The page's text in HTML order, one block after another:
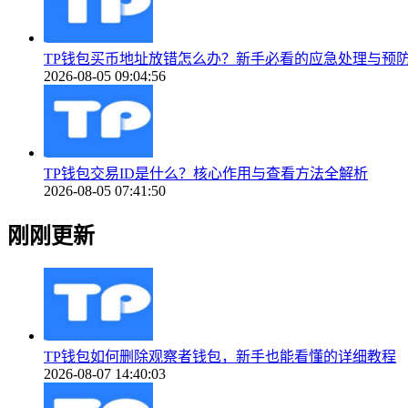
TP钱包买币地址放错怎么办？新手必看的应急处理与预
2026-08-05 09:04:56
TP钱包交易ID是什么？核心作用与查看方法全解析
2026-08-05 07:41:50
刚刚更新
TP钱包如何删除观察者钱包，新手也能看懂的详细教程
2026-08-07 14:40:03